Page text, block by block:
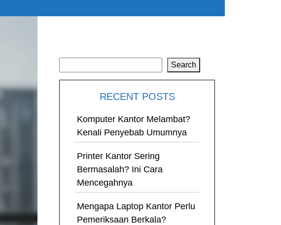
Search
RECENT POSTS
Komputer Kantor Melambat?
Kenali Penyebab Umumnya
Printer Kantor Sering
Bermasalah? Ini Cara
Mencegahnya
Mengapa Laptop Kantor Perlu
Pemeriksaan Berkala?